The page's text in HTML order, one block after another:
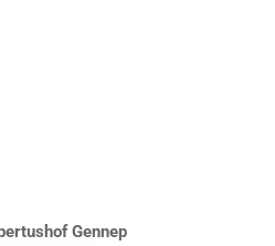
Gennep